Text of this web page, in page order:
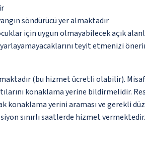
söndürücü yer almaktadır
için uygun olmayabilecek açık
teyit etmenizi
(bu hizmet ücretli olabilir).
konaklama yerine bildirmelidir.
konaklama yerini araması ve gerekli
sınırlı saatlerde hizmet